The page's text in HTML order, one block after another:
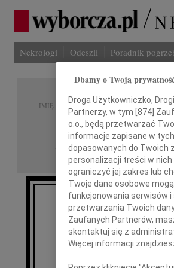
Nekrologi Odeszli Poradnik
IMIĘ I NAZWISKO:
REGION: Gdańsk
DATA EMISJI: 22.05.2015
Dbamy o Twoją
Droga Użytkowniczko,
Partnerzy, w tym [874]
o.o., będą przetwarzać
informacje zapisane w
dopasowanych do Twoich
personalizacji treści w
ograniczyć jej zakres lub
Twoje dane osobowe
funkcjonowania serwisów i
przetwarzania Twoich
Zaufanych Partnerów,
skontaktuj się z
Więcej informacji